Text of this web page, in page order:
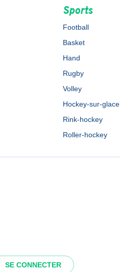
SE CONNECTER
Sports
Football
Basket
Hand
Rugby
Volley
Hockey-sur-glace
Rink-hockey
Roller-hockey